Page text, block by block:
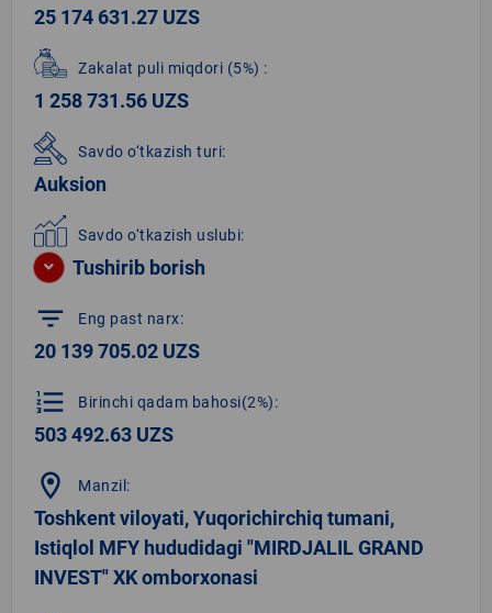
25 174 631.27 UZS
Zakalat puli miqdori (5%) :
1 258 731.56 UZS
Savdo o‘tkazish turi:
Auksion
Savdo o‘tkazish uslubi:
Tushirib borish
filter_list Eng past narx:
20 139 705.02 UZS
format_list_numbered Birinchi qadam bahosi(2%):
503 492.63 UZS
location_on Manzil:
Toshkent viloyati, Yuqorichirchiq tumani,
Istiqlol MFY hududidagi "MIRDJALIL GRAND
INVEST" XK omborxonasi